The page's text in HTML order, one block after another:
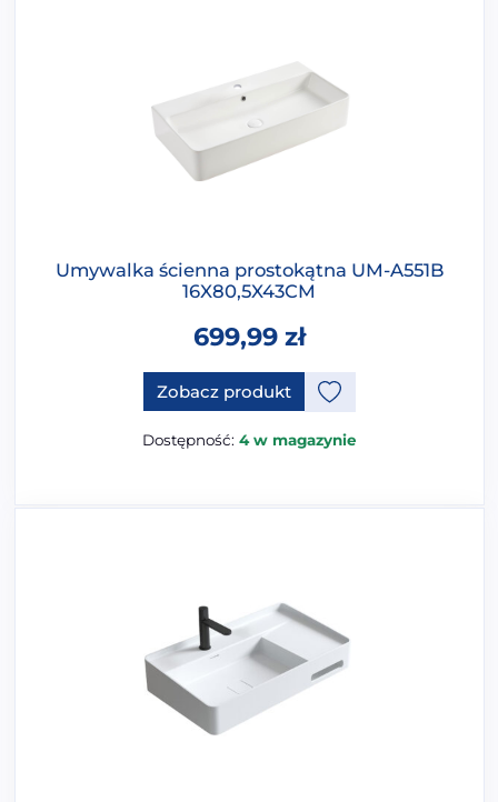
Umywalka ścienna prostokątna UM-A551B
16X80,5X43CM
699,99 zł
Zobacz produktTen produkt ma opcje, które
Dostępność: 4 w magazynie